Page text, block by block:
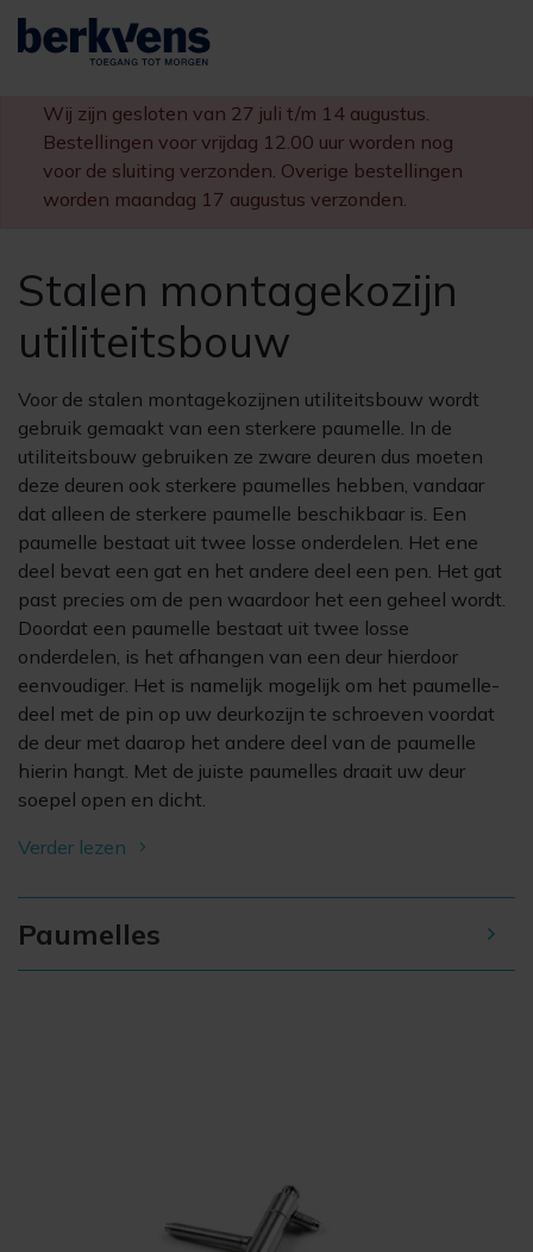
Paumelles
Scharnieren
Sloten
Diversen
Wij zijn gesloten van 27 juli t/m 14 augustus.
Bestellingen voor vrijdag 12.00 uur worden nog
voor de sluiting verzonden. Overige bestellingen
worden maandag 17 augustus verzonden.
Stalen montagekozijn
utiliteitsbouw
Voor de stalen montagekozijnen utiliteitsbouw wordt
gebruik gemaakt van een sterkere paumelle. In de
utiliteitsbouw gebruiken ze zware deuren dus moeten
deze deuren ook sterkere paumelles hebben, vandaar
dat alleen de sterkere paumelle beschikbaar is. Een
paumelle bestaat uit twee losse onderdelen. Het ene
deel bevat een gat en het andere deel een pen. Het gat
past precies om de pen waardoor het een geheel wordt.
Doordat een paumelle bestaat uit twee losse
onderdelen, is het afhangen van een deur hierdoor
eenvoudiger. Het is namelijk mogelijk om het paumelle-
deel met de pin op uw deurkozijn te schroeven voordat
de deur met daarop het andere deel van de paumelle
hierin hangt. Met de juiste paumelles draait uw deur
soepel open en dicht.
Verder lezen
Paumelles